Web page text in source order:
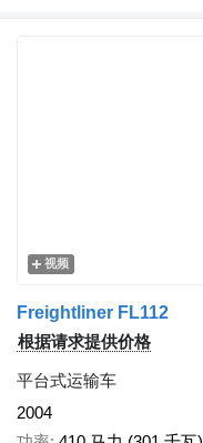
视频
Freightliner FL112
根据请求提供价格
平台式运输车
2004